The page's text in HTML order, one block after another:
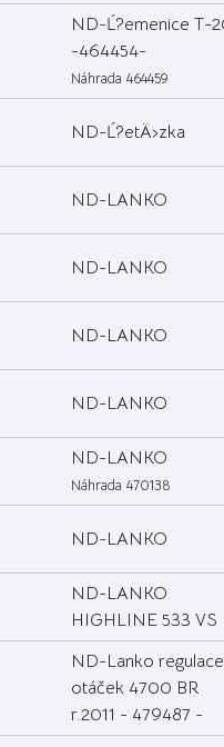
ND-Ĺ?emenice T-
-464454-
Náhrada 464459
ND-Ĺ?etÄ›zka
ND-LANKO
ND-LANKO
ND-LANKO
ND-LANKO
ND-LANKO
Náhrada 470138
ND-LANKO
ND-LANKO
HIGHLINE 533 VS
ND-Lanko regulace
otáček 4700 BR
r.2011 - 479487 -